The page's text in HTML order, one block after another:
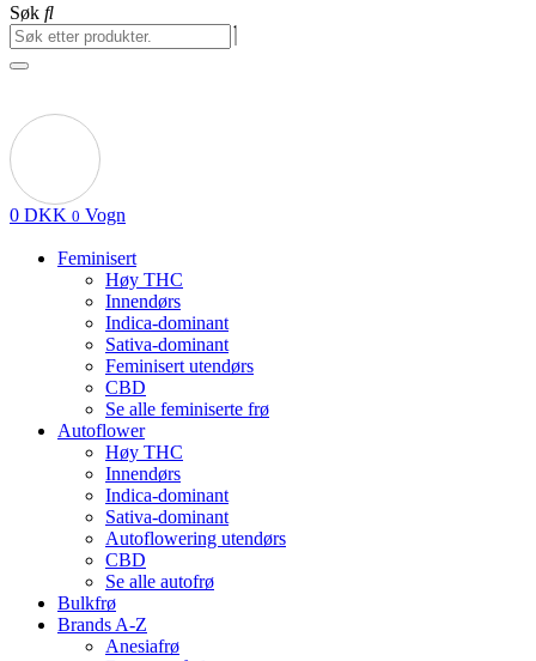
Søk
0 DKK 0 Vogn
Feminisert
Høy THC
Innendørs
Indica-dominant
Sativa-dominant
Feminisert utendørs
CBD
Se alle feminiserte frø
Autoflower
Høy THC
Innendørs
Indica-dominant
Sativa-dominant
Autoflowering utendørs
CBD
Se alle autofrø
Bulkfrø
Brands A-Z
Anesiafrø